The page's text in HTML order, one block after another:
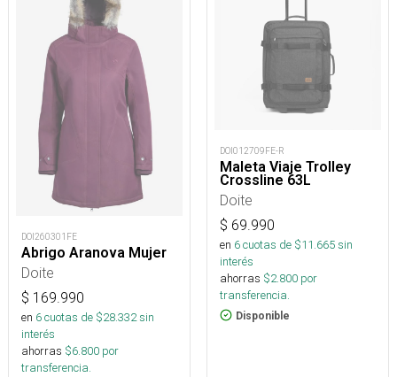
DOI260301FE
Abrigo Aranova Mujer
Doite
$ 169.990
en 6cuotas de $28.332sin
interés
ahorras $6.800 por
transferencia.
DOI012709FE-R
Maleta Viaje Trolley
Crossline 63L
Doite
$ 69.990
en 6cuotas de $11.665sin
interés
ahorras $2.800 por
transferencia.
Disponible